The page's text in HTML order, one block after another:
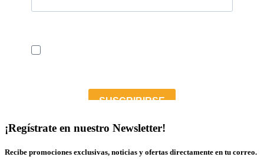
¡Regístrate en nuestro Newsletter!
Recibe promociones exclusivas, noticias y ofertas directamente en tu correo.